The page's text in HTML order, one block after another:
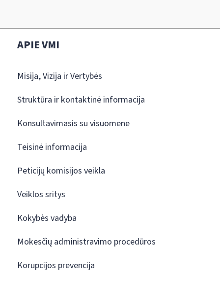
APIE VMI
Misija, Vizija ir Vertybės
Struktūra ir kontaktinė informacija
Konsultavimasis su visuomene
Teisinė informacija
Peticijų komisijos veikla
Veiklos sritys
Kokybės vadyba
Mokesčių administravimo procedūros
Korupcijos prevencija